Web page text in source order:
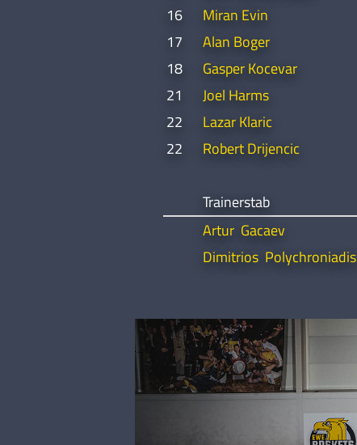
16
Miran Evin
17
Alan Boger
18
Gasper Kocevar
21
Joel Harms
22
Lazar Klaric
22
Robert Drijencic
Trainerstab
Artur Gacaev
Dimitrios Polychroniadis